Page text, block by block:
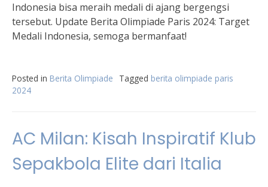
Indonesia bisa meraih medali di ajang bergengsi
tersebut. Update Berita Olimpiade Paris 2024: Target
Medali Indonesia, semoga bermanfaat!
Posted in Berita Olimpiade Tagged berita olimpiade paris
2024
AC Milan: Kisah Inspiratif Klub
Sepakbola Elite dari Italia